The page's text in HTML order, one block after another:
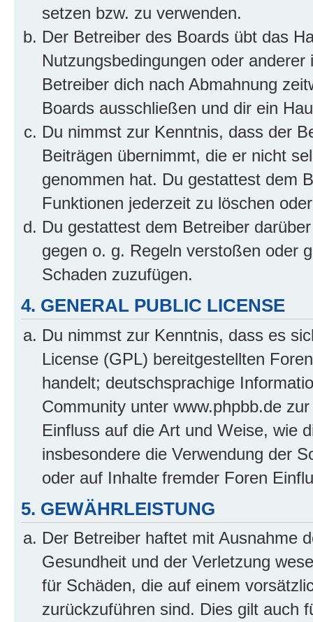
setzen bzw. zu verwenden.
Der Betreiber des Boards übt das
Nutzungsbedingungen oder
Betreiber dich nach Abmahnung
Boards ausschließen und dir ein
Du nimmst zur Kenntnis, dass der
Beiträgen übernimmt, die er nicht
genommen hat. Du gestattest dem
Funktionen jederzeit zu löschen
Du gestattest dem Betreiber
gegen o. g. Regeln verstoßen oder
Schaden zuzufügen.
4. GENERAL PUBLIC LICENSE
Du nimmst zur Kenntnis, dass es
License (GPL) bereitgestellten
handelt; deutschsprachige
Community unter www.phpbb.de
Einfluss auf die Art und Weise, wie
insbesondere die Verwendung der
oder auf Inhalte fremder Foren
5. GEWÄHRLEISTUNG
Der Betreiber haftet mit Ausnahme
Gesundheit und der Verletzung
für Schäden, die auf einem
zurückzuführen sind. Dies gilt auch